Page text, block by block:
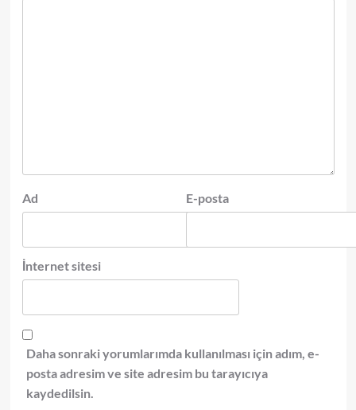
Ad E-posta
İnternet sitesi
Daha sonraki yorumlarımda kullanılması için adım, e-
posta adresim ve site adresim bu tarayıcıya
kaydedilsin.